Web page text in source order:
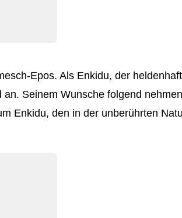
Epos. Als Enkidu, der
Seinem Wunsche folgend
Enkidu, den in der unberührten